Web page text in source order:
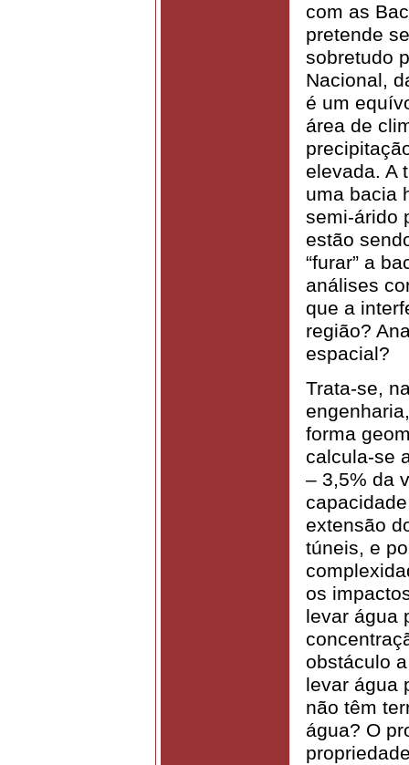
com as
pretende
sobretudo
Nacional,
é um
área de
elevada. A
uma bacia
semi-árido
estão
“furar” a
análises
que a
região?
espacial?
Trata-se,
forma
calcula-se
– 3,5% da
extensão
túneis, e
os
levar água
obstáculo
levar água
não têm
água? O